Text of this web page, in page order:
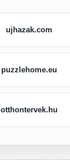
ujhazak.com
puzzlehome.eu
otthontervek.hu